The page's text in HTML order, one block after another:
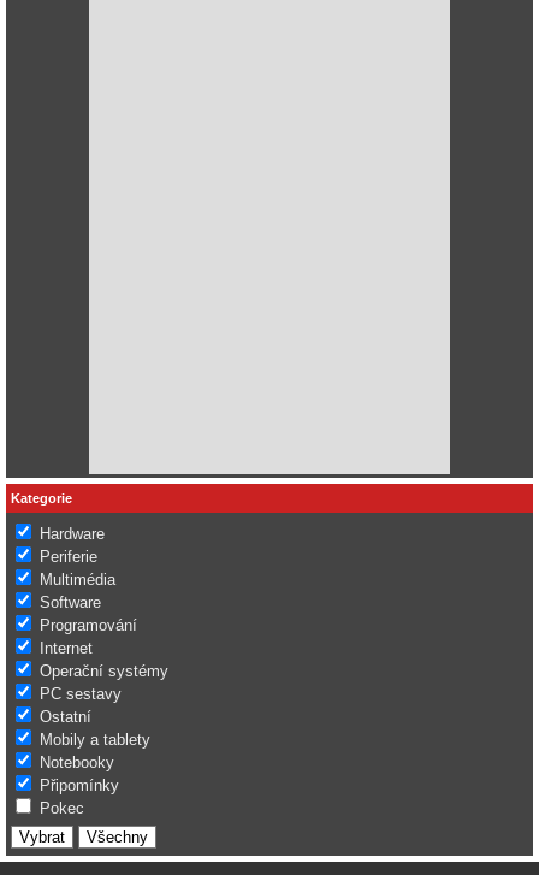
Kategorie
Hardware
Periferie
Multimédia
Software
Programování
Internet
Operační systémy
PC sestavy
Ostatní
Mobily a tablety
Notebooky
Připomínky
Pokec